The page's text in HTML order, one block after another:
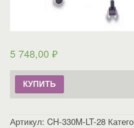
5 748,00 ₽
КУПИТЬ
Артикул: CH-330M-LT-28